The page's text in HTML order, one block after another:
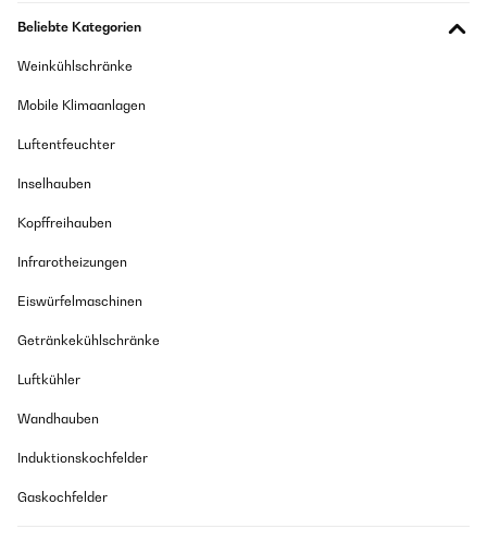
Beliebte Kategorien
Weinkühlschränke
Mobile Klimaanlagen
Luftentfeuchter
Inselhauben
Kopffreihauben
Infrarotheizungen
Eiswürfelmaschinen
Getränkekühlschränke
Luftkühler
Wandhauben
Induktionskochfelder
Gaskochfelder